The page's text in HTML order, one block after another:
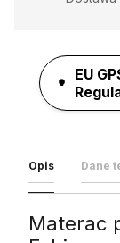
EU
Opis Dane
Materac